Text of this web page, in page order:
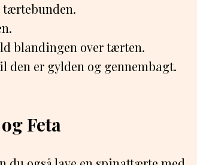
blandingen over tærten.
den er gylden og gennembagt.
Feta